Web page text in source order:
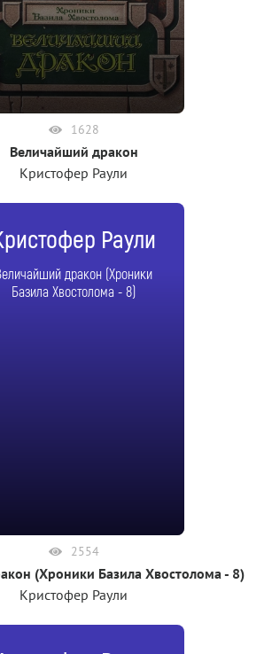
1628
Величайший дракон
Кристофер Раули
Раули
дракон (Хроники
Базила Хвостолома - 8)
2554
(Хроники Базила Хвостолома - 8)
Кристофер Раули